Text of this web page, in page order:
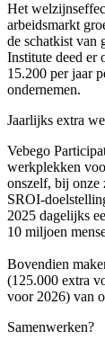
Het
arbeidsmarkt
de schatkist van
Institute deed er
15.200 per jaar
ondernemen.
Jaarlijks extra
Vebego
werkplekken
onszelf, bij onze
SROI-
2025 dagelijks
10 miljoen
Bovendien
(125.000 extra
voor 2026) van
Samenwerken?